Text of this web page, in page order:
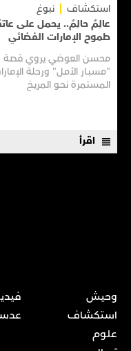
استكشاف
نبوغ
عالِمٌ حالِمٌ.. يحمل على
طموح الإمارات الفضائي
محسن العوضي يروي قصـة
"مسبـار الأمـل" ورحلة
المستمرة نحـو المريـخ
اقرأ
وحيش
استكشاف
علوم